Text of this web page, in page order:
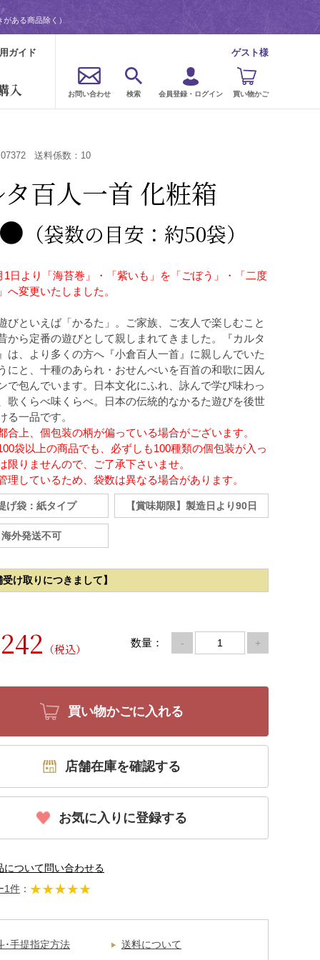
ある商品除く）
ガイド
入
ゲスト様
お問い合わせ 検索 会員登録・ログイン 買い物かご
07372 送料係数： 10
タ百人一首 化粧箱
（袋数の目安：約50袋）
1日より「海苔巻」・「紫いも」を「ごぼう」・「二度
へ変更いたしました。
びといえば「かるた」。ご家族、ご友人で楽しむこと
から定番の遊びとして親しまれてきました。『カルタ
は、より多くの方へ『小倉百人一首』に親しんでいた
にと、十種のあられ・おせんべいを百首の和歌に因ん
で包んでいます。日本文化にふれ、詠んで学び味わっ
歌くらべ味くらべ。日本の伝統的なかるた遊びを後世
る一品です。
合上、個包装の柄が偏っている場合がございます。
袋以上の商品でも、必ずしも100種類の個包装が入っ
限りませんので、ご了承下さいませ。
理しているため、袋数は異なる場合があります。
げ袋：紙タイプ 【賞味期限】製造日より90日
海外発送不可
受け取りにつきまして】
（税込） 数量： - +
･手提指定方法 送料について
買い物かごに入れる
について問い合わせる
1件 ：
お気に入りに登録する
店舗在庫を確認する